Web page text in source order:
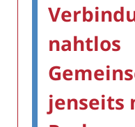
nahtlos
jenseits